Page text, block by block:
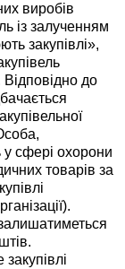
виробів
із залученням
закупівлі»,
Відповідно до
у сфері охорони
товарів за